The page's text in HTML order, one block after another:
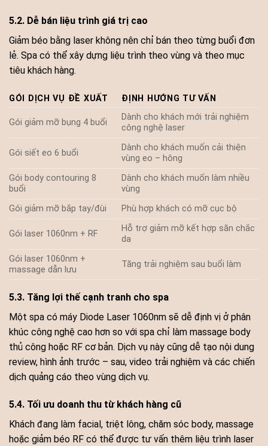
5.2. Dễ bán liệu trình giá trị cao
Giảm béo bằng laser không nên chỉ bán theo từng buổi đơn
lẻ. Spa có thể xây dựng liệu trình theo vùng và theo mục
tiêu khách hàng.
GÓI DỊCH VỤ ĐỀ XUẤT ĐỊNH HƯỚNG TƯ VẤN
Gói giảm mỡ bụng 4 buổi
Dành cho khách mới trải nghiệm
công nghệ laser
Gói siết eo 6 buổi
Dành cho khách muốn cải thiện
vùng eo – hông
Gói body contouring 8
buổi
Dành cho khách muốn làm nhiều
vùng
Gói giảm mỡ bắp tay/đùi
Phù hợp khách có mỡ cục bộ
Gói laser 1060nm + RF
Hỗ trợ giảm mỡ kết hợp săn chắc
da
Gói laser 1060nm +
massage dẫn lưu
Tăng trải nghiệm sau buổi làm
5.3. Tăng lợi thế cạnh tranh cho spa
Một spa có máy Diode Laser 1060nm sẽ dễ định vị ở phân
khúc công nghệ cao hơn so với spa chỉ làm massage body
thủ công hoặc RF cơ bản. Dịch vụ này cũng dễ tạo nội dung
review, hình ảnh trước – sau, video trải nghiệm và các chiến
dịch quảng cáo theo vùng dịch vụ.
5.4. Tối ưu doanh thu từ khách hàng cũ
Khách đang làm facial, triệt lông, chăm sóc body, massage
hoặc giảm béo RF có thể được tư vấn thêm liệu trình laser